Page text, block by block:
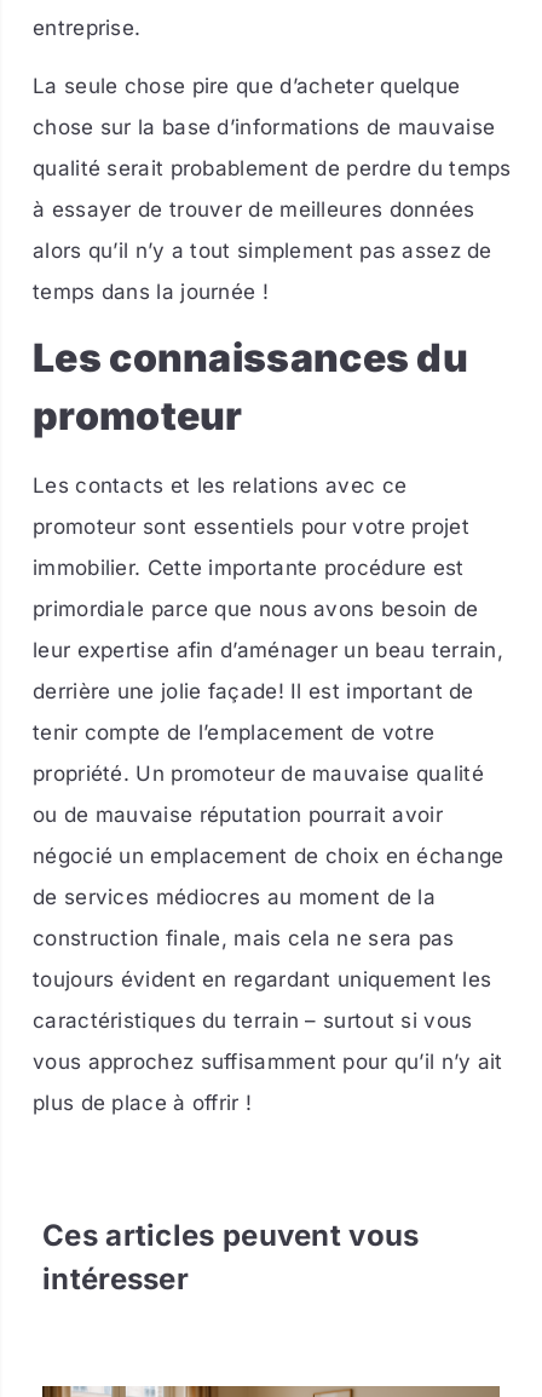
entreprise.
La seule chose pire que d’acheter quelque
chose sur la base d’informations de mauvaise
qualité serait probablement de perdre du temps
à essayer de trouver de meilleures données
alors qu’il n’y a tout simplement pas assez de
temps dans la journée !
Les connaissances du
promoteur
Les contacts et les relations avec ce
promoteur sont essentiels pour votre projet
immobilier. Cette importante procédure est
primordiale parce que nous avons besoin de
leur expertise afin d’aménager un beau terrain,
derrière une jolie façade! Il est important de
tenir compte de l’emplacement de votre
propriété. Un promoteur de mauvaise qualité
ou de mauvaise réputation pourrait avoir
négocié un emplacement de choix en échange
de services médiocres au moment de la
construction finale, mais cela ne sera pas
toujours évident en regardant uniquement les
caractéristiques du terrain – surtout si vous
vous approchez suffisamment pour qu’il n’y ait
plus de place à offrir !
Ces articles peuvent vous
intéresser